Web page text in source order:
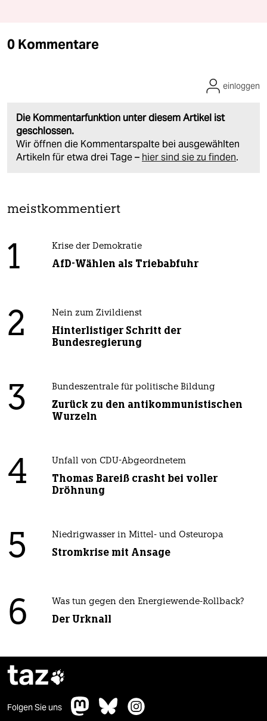
0 Kommentare
Die Kommentarfunktion unter diesem Artikel ist
geschlossen.
Wir öffnen die Kommentarspalte bei ausgewählten
Artikeln für etwa drei Tage – hier sind sie zu finden.
einloggen
meistkommentiert
1 Krise der Demokratie
AfD-Wählen als Triebabfuhr
2 Nein zum Zivildienst
Hinterlistiger Schritt der
Bundesregierung
3 Bundeszentrale für politische Bildung
Zurück zu den antikommunistischen
Wurzeln
4 Unfall von CDU-Abgeordnetem
Thomas Bareiß crasht bei voller
Dröhnung
5 Niedrigwasser in Mittel- und Osteuropa
Stromkrise mit Ansage
6 Was tun gegen den Energiewende-Rollback?
Der Urknall
taz
Folgen Sie uns